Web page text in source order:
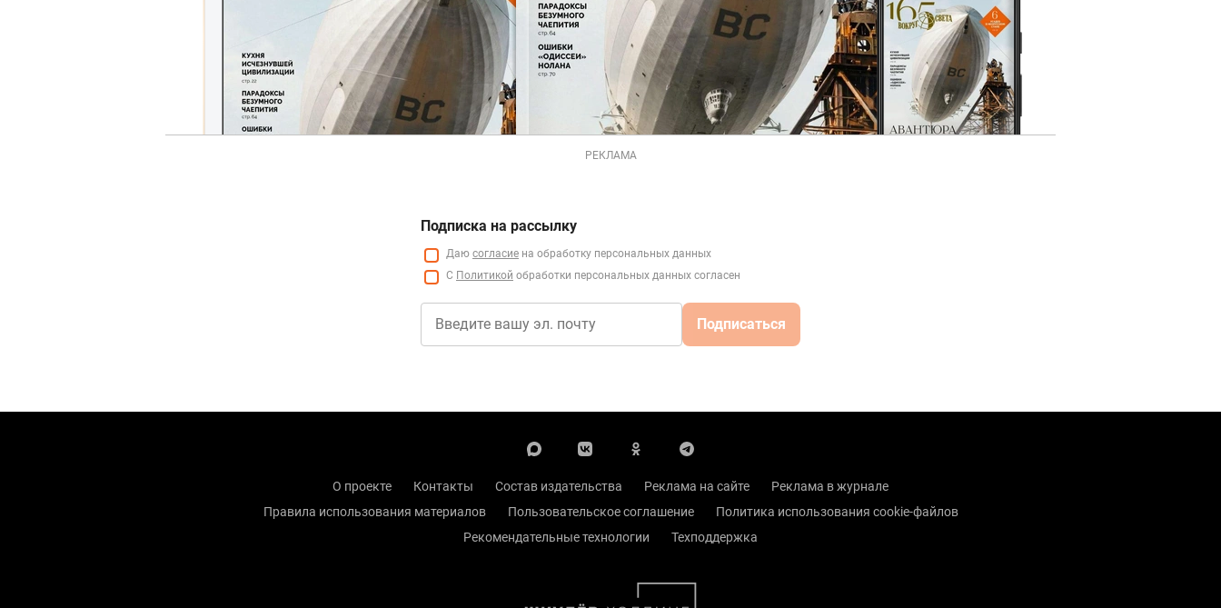
РЕКЛАМА
Подписка на рассылку
Даю согласие на обработку персональных данных
С Политикой обработки персональных данных согласен
Подписаться
О проекте Контакты Состав издательства Реклама на сайте
Реклама в журнале
Правила использования материалов
Пользовательское соглашение
Политика использования cookie-файлов
Рекомендательные технологии
Техподдержка